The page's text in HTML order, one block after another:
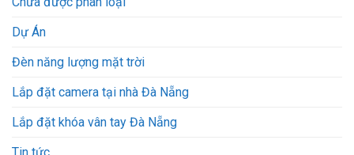
Dự Án
Đèn năng lượng mặt trời
Lắp đặt camera tại nhà Đà Nẵng
Lắp đặt khóa vân tay Đà Nẵng